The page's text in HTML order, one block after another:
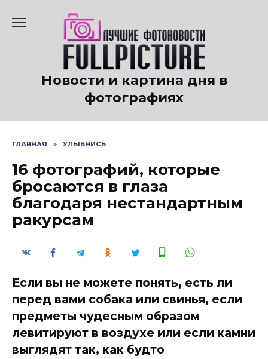
содержанию
Новости и картина дня в
фотографиях
ГЛАВНАЯ » УЛЫБНИСЬ
16 фотографий, которые
бросаются в глаза
благодаря нестандартным
ракурсам
Если вы не можете понять, есть ли
перед вами собака или свинья, если
предметы чудесным образом
левитируют в воздухе или если камни
выглядят так, как будто